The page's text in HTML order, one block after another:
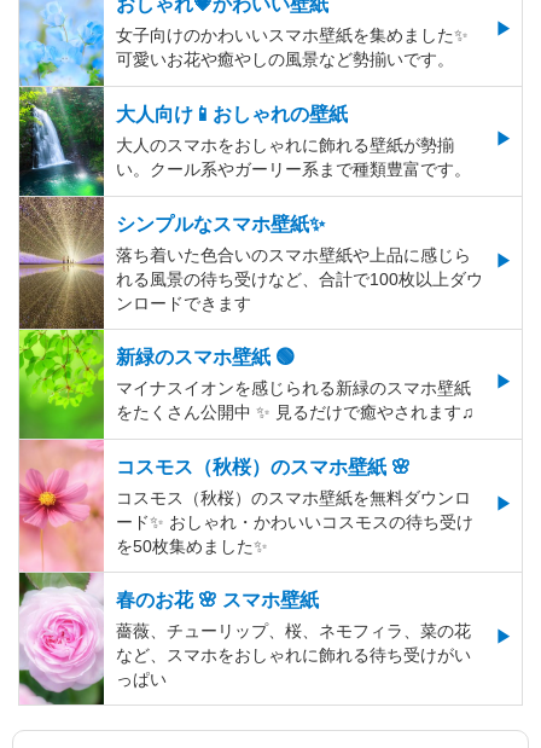
女子向けのかわいいスマホ壁紙を集めました✨
可愛いお花や癒やしの風景など勢揃いです。
大人向け📱おしゃれの壁紙
大人のスマホをおしゃれに飾れる壁紙が勢揃
い。クール系やガーリー系まで種類豊富です。
シンプルなスマホ壁紙✨
落ち着いた色合いのスマホ壁紙や上品に感じら
れる風景の待ち受けなど、合計で100枚以上ダウ
ンロードできます
新緑のスマホ壁紙 🟢
マイナスイオンを感じられる新緑のスマホ壁紙
をたくさん公開中 ✨ 見るだけで癒やされます♫
コスモス（秋桜）のスマホ壁紙 🌸
コスモス（秋桜）のスマホ壁紙を無料ダウンロ
ード✨️ おしゃれ・かわいいコスモスの待ち受け
を50枚集めました✨️
春のお花 🌸 スマホ壁紙
薔薇、チューリップ、桜、ネモフィラ、菜の花
など、スマホをおしゃれに飾れる待ち受けがい
っぱい